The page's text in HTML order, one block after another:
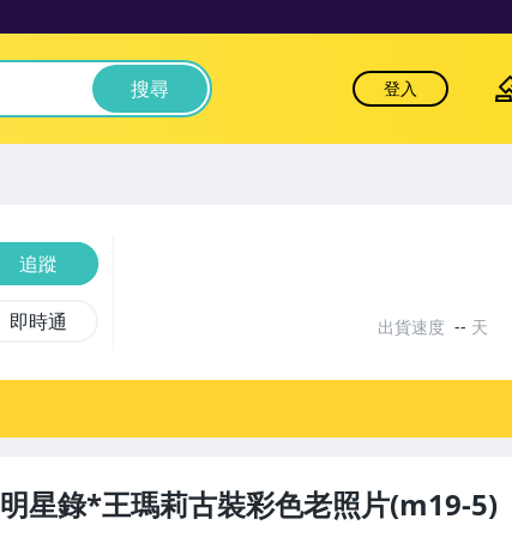
搜尋 登入
明星錄*王瑪莉古裝彩色老照片(m19-5)
追蹤
即時通 出貨速度 -- 天